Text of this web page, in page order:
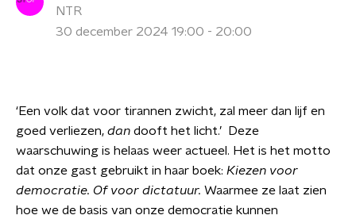
NTR
30 december 2024 19:00 - 20:00
‘Een volk dat voor tirannen zwicht, zal meer dan lijf en
goed verliezen, dan dooft het licht.’ Deze
waarschuwing is helaas weer actueel. Het is het motto
dat onze gast gebruikt in haar boek: Kiezen voor
democratie. Of voor dictatuur. Waarmee ze laat zien
hoe we de basis van onze democratie kunnen